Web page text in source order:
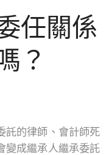
任關係
？
託的律師、會計師死
變成繼承人繼承委託